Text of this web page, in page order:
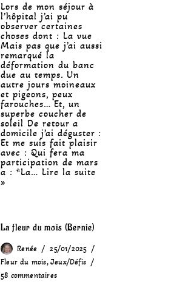
Lors de mon séjour à
l’hôpital j’ai pu
observer certaines
choses dont : La vue
Mais pas que j’ai aussi
remarqué la
déformation du banc
due au temps. Un
autre jours moineaux
et pigeons, peux
farouches… Et, un
superbe coucher de
soleil De retour a
domicile j’ai déguster :
Et me suis fait plaisir
avec : Qui fera ma
participation de mars
a : *La… Lire la suite
»
La fleur du mois (Bernie)
Renée
25/01/2025
Fleur du mois,Jeux/Défis
58 commentaires